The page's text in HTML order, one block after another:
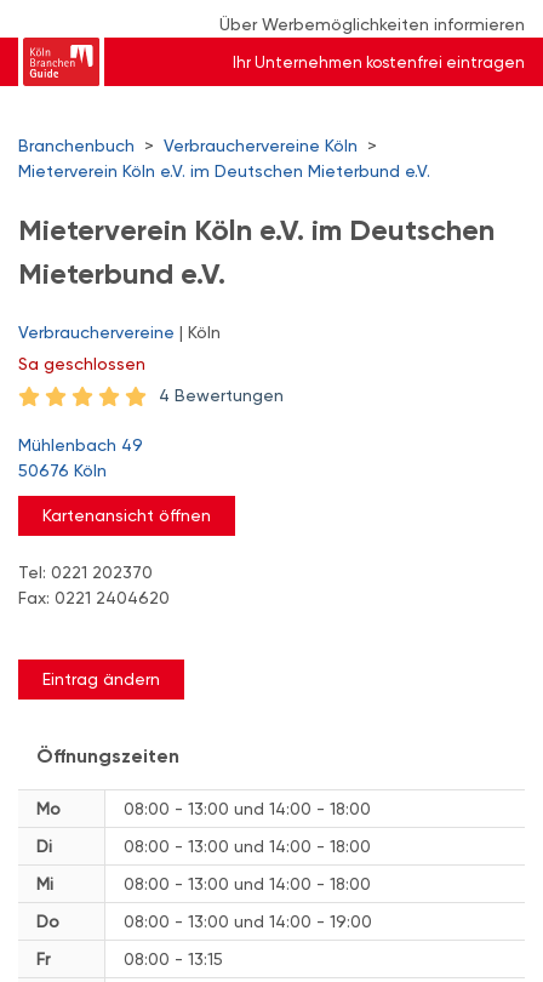
Über Werbemöglichkeiten informieren
Ihr Unternehmen kostenfrei eintragen
Branchenbuch > Verbrauchervereine Köln
>
Mieterverein Köln e.V. im Deutschen Mieterbund e.V.
Mieterverein Köln e.V. im Deutschen
Mieterbund e.V.
Verbrauchervereine | Köln
Sa geschlossen
4 Bewertungen
Mühlenbach 49
50676 Köln
Kartenansicht öffnen
Tel: 0221 202370
Fax: 0221 2404620
Eintrag ändern
Öffnungszeiten
Mo 08:00 - 13:00
14:00 - 18:00
Di
08:00 - 13:00
14:00 - 18:00
Mi
08:00 - 13:00
14:00 - 18:00
Do
08:00 - 13:00
14:00 - 19:00
Fr
08:00 - 13:15